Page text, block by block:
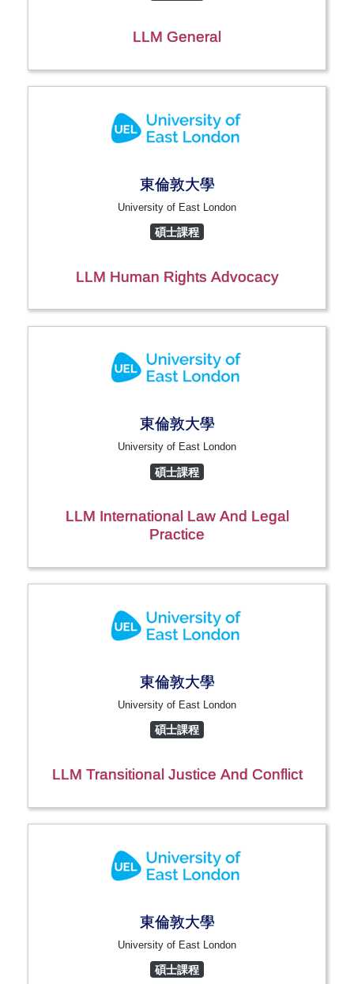
LLM General
東倫敦大學
University of East London
碩士課程
LLM Human Rights Advocacy
東倫敦大學
University of East London
碩士課程
LLM International Law And Legal
Practice
東倫敦大學
University of East London
碩士課程
LLM Transitional Justice And Conflict
東倫敦大學
University of East London
碩士課程